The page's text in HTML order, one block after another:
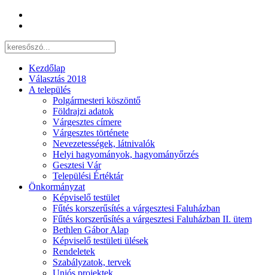
Kezdőlap
Választás 2018
A település
Polgármesteri köszöntő
Földrajzi adatok
Várgesztes címere
Várgesztes története
Nevezetességek, látnivalók
Helyi hagyományok, hagyományőrzés
Gesztesi Vár
Települési Értéktár
Önkormányzat
Képviselő testület
Fűtés korszerűsítés a várgesztesi Faluházban
Fűtés korszerűsítés a várgesztesi Faluházban II. ütem
Bethlen Gábor Alap
Képviselő testületi ülések
Rendeletek
Szabályzatok, tervek
Uniós projektek